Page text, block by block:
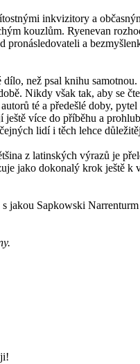
inkvizitory a
kouzlům. Ryenevan
pronásledovateli a
než psal knihu
Nikdy však tak, aby se
té a předešlé doby,
více do příběhu a
lidí i těch lehce
z latinských výrazů je
jako dokonalý krok ještě k
Sapkowski